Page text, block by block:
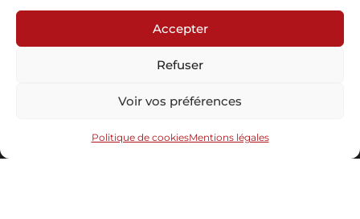
Accepter
Refuser
Voir vos préférences
Politique de cookiesMentions légales
Abonnez-vous à notre newsletter